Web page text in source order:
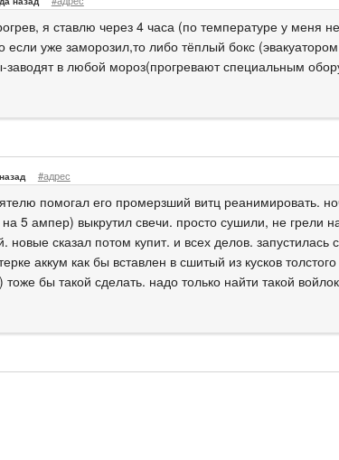
я ставлю через 4 часа (по температуре у меня
если уже заморозил,то либо тёплый бокс
в любой мороз(прогревают специальным
#адрес
помогал его промерзший витц реанимировать.
на 5 ампер) выкрутил свечи. просто сушили, не грели
новые сказал потом купит. и всех делов. запустилась
аккум как бы вставлен в сшитый из кусков
бы такой сделать. надо только найти такой